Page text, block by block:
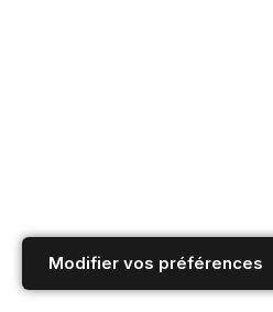
Modifier vos préférences